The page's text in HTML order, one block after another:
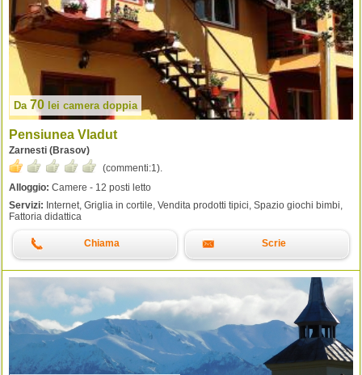
Da 70 lei camera doppia
Pensiunea Vladut
Zarnesti (Brasov)
(commenti:1).
Alloggio: Camere - 12 posti letto
Servizi: Internet, Griglia in cortile, Vendita prodotti tipici, Spazio giochi bimbi,
Fattoria didattica
Chiama Scrie